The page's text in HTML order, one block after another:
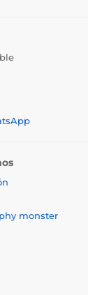
monster